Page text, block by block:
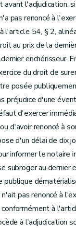
avant l'adjudication,
pas renoncé à
l'article 54, § 2,
au prix de la
enchérisseur.
du droit de
posée
préjudice d'une
d'exercer
d'avoir renoncé à
d'un délai de dix
informer le notaire
subroger au dernier
publique
pas renoncé à
à
à l'adjudication